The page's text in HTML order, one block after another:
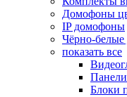
Домофоны
IP домофоны
Чёрно-
показать все
Блоки